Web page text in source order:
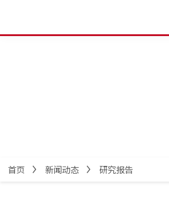
首页 新闻动态 研究报告